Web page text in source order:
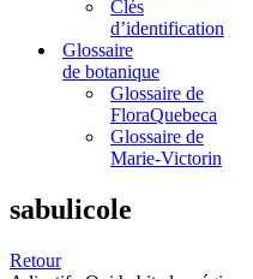
Clés
d’identification
Glossaire
de botanique
Glossaire de
FloraQuebeca
Glossaire de
Marie-Victorin
sabulicole
Retour